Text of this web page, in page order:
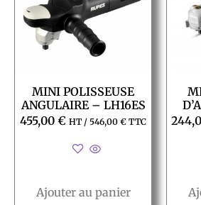
MINI POLISSEUSE
ANGULAIRE – LH16ES
455,00 € HT / 546,00 € TTC
Ajouter au panier